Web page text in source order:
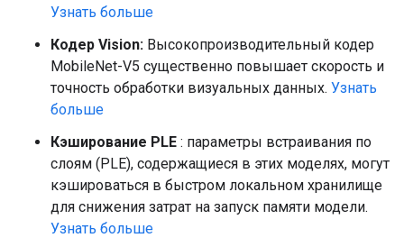
Узнать больше
Кодер Vision: Высокопроизводительный кодер
MobileNet-V5 существенно повышает скорость и
точность обработки визуальных данных. Узнать
больше
Кэширование PLE : параметры встраивания по
слоям (PLE), содержащиеся в этих моделях, могут
кэшироваться в быстром локальном хранилище
для снижения затрат на запуск памяти модели.
Узнать больше